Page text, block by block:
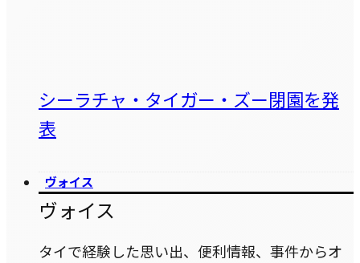
シーラチャ・タイガー・ズー閉園を発
表
ヴォイス
ヴォイス
タイで経験した思い出、便利情報、事件からオ